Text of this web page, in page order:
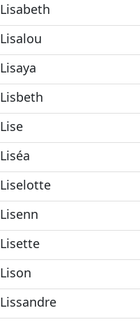
Lisabeth
Lisalou
Lisaya
Lisbeth
Lise
Liséa
Liselotte
Lisenn
Lisette
Lison
Lissandre